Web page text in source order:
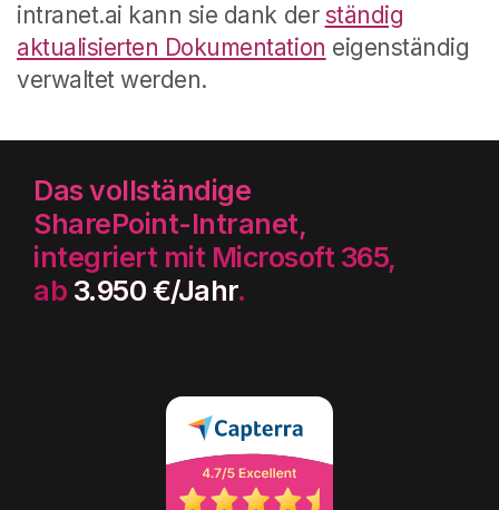
intranet.ai kann sie dank der ständig
aktualisierten Dokumentation eigenständig
verwaltet werden.
Das vollständige
SharePoint-Intranet,
integriert mit Microsoft 365,
ab 3.950 €/Jahr.